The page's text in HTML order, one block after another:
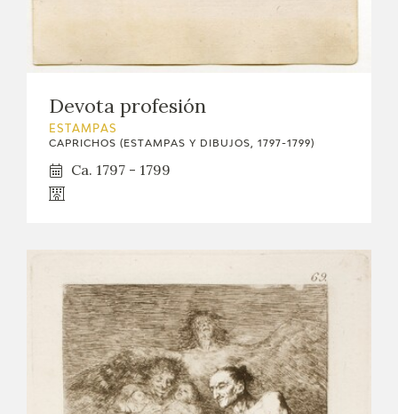
Devota profesión
ESTAMPAS
CAPRICHOS (ESTAMPAS Y DIBUJOS, 1797-1799)
Ca. 1797 - 1799